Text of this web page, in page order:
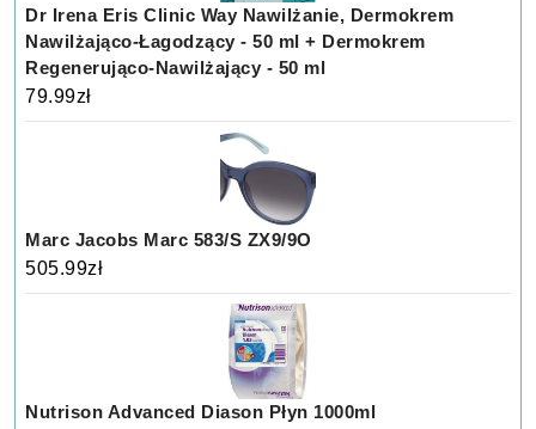
Dr Irena Eris Clinic Way Nawilżanie, Dermokrem
Nawilżająco-Łagodzący - 50 ml + Dermokrem
Regenerująco-Nawilżający - 50 ml
79.99zł
Marc Jacobs Marc 583/S ZX9/9O
505.99zł
Nutrison Advanced Diason Płyn 1000ml